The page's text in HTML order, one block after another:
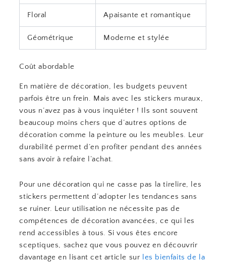
Floral Apaisante et romantique
Géométrique Moderne et stylée
Coût abordable
En matière de décoration, les budgets peuvent
parfois être un frein. Mais avec les stickers muraux,
vous n’avez pas à vous inquiéter ! Ils sont souvent
beaucoup moins chers que d’autres options de
décoration comme la peinture ou les meubles. Leur
durabilité permet d’en profiter pendant des années
sans avoir à refaire l’achat.
Pour une décoration qui ne casse pas la tirelire, les
stickers permettent d’adopter les tendances sans
se ruiner. Leur utilisation ne nécessite pas de
compétences de décoration avancées, ce qui les
rend accessibles à tous. Si vous êtes encore
sceptiques, sachez que vous pouvez en découvrir
davantage en lisant cet article sur les bienfaits de la